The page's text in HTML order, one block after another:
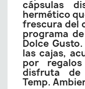
cápsulas
hermético
frescura del
programa
Dolce
las cajas,
por
disfruta de
Temp.